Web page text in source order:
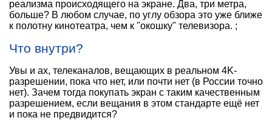
реализма происходящего на экране. Два, три метра,
больше? В любом случае, по углу обзора это уже ближе
к полотну кинотеатра, чем к "окошку" телевизора. ;
Что внутри?
Увы и ах, телеканалов, вещающих в реальном 4K-
разрешении, пока что нет, или почти нет (в России точно
нет). Зачем тогда покупать экран с таким качественным
разрешением, если вещания в этом стандарте ещё нет
и пока не предвидится?